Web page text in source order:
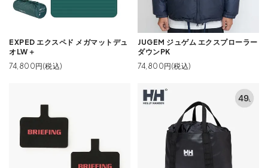
EXPED エクスペド メガマットデュ
オLW＋
74,800円(税込)
JUGEM ジュゲム エクスプローラー
ダウンPK
74,800円(税込)